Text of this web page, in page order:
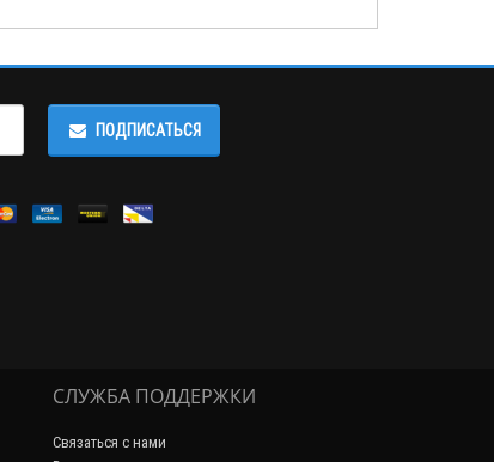
ПОДПИСАТЬСЯ
СЛУЖБА ПОДДЕРЖКИ
Связаться с нами